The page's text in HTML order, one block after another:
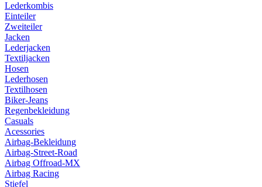
Lederkombis
Einteiler
Zweiteiler
Jacken
Lederjacken
Textiljacken
Hosen
Lederhosen
Textilhosen
Biker-Jeans
Regenbekleidung
Casuals
Acessories
Airbag-Bekleidung
Airbag-Street-Road
Airbag Offroad-MX
Airbag Racing
Stiefel